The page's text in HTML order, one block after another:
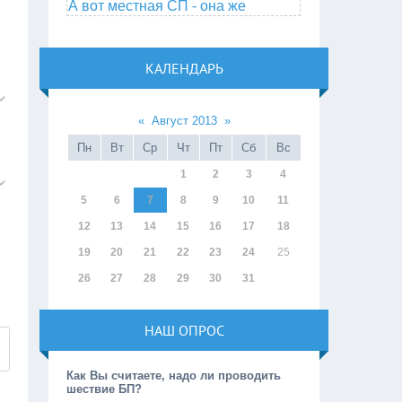
А вот местная СП - она же
КАЛЕНДАРЬ
« Август 2013 »
Пн
Вт Ср Чт Пт Сб Вс
1 2 3 4
5 6 7 8 9 10 11
12 13 14 15 16 17 18
19 20 21 22 23 24 25
26 27 28 29 30 31
НАШ ОПРОС
Как Вы считаете, надо ли проводить
шествие БП?